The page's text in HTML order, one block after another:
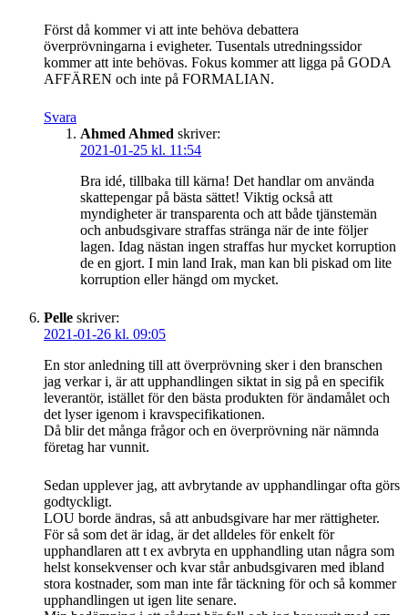
Först då kommer vi att inte behöva debattera
överprövningarna i evigheter. Tusentals utredningssidor
kommer att inte behövas. Fokus kommer att ligga på GODA
AFFÄREN och inte på FORMALIAN.
Svara
Ahmed Ahmed skriver:
2021-01-25 kl. 11:54
Bra idé, tillbaka till kärna! Det handlar om använda
skattepengar på bästa sättet! Viktig också att
myndigheter är transparenta och att både tjänstemän
och anbudsgivare straffas stränga när de inte följer
lagen. Idag nästan ingen straffas hur mycket korruption
de en gjort. I min land Irak, man kan bli piskad om lite
korruption eller hängd om mycket.
Pelle skriver:
2021-01-26 kl. 09:05
En stor anledning till att överprövning sker i den branschen
jag verkar i, är att upphandlingen siktat in sig på en specifik
leverantör, istället för den bästa produkten för ändamålet och
det lyser igenom i kravspecifikationen.
Då blir det många frågor och en överprövning när nämnda
företag har vunnit.
Sedan upplever jag, att avbrytande av upphandlingar ofta görs
godtyckligt.
LOU borde ändras, så att anbudsgivare har mer rättigheter.
För så som det är idag, är det alldeles för enkelt för
upphandlaren att t ex avbryta en upphandling utan några som
helst konsekvenser och kvar står anbudsgivaren med ibland
stora kostnader, som man inte får täckning för och så kommer
upphandlingen ut igen lite senare.